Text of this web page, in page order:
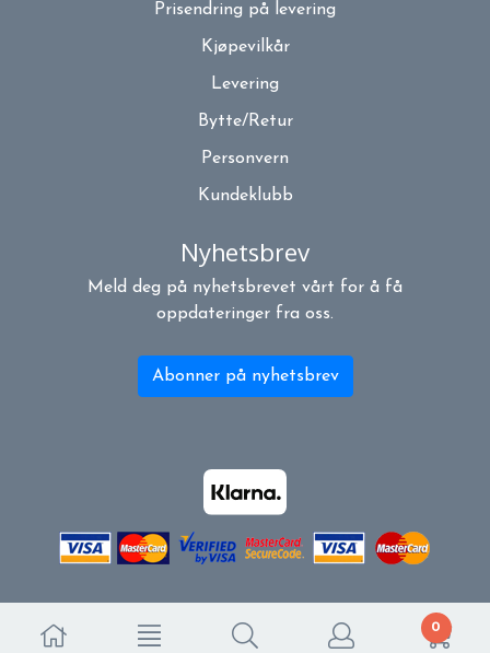
0
Prisendring på levering
Kjøpevilkår
Levering
Bytte/Retur
Personvern
Kundeklubb
Nyhetsbrev
Meld deg på nyhetsbrevet vårt for å få
oppdateringer fra oss.
Abonner på nyhetsbrev